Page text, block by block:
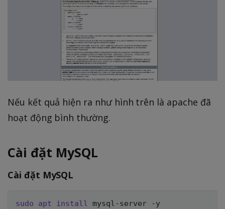
Nếu kết quả hiện ra như hình trên là apache đã
hoạt động bình thường.
Cài đặt MySQL
Cài đặt MySQL
sudo apt install